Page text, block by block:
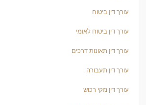
עורך דין ביטוח
עורך דין ביטוח לאומי
עורך דין תאונות דרכים
עורך דין תעבורה
עורך דין נזקי רכוש